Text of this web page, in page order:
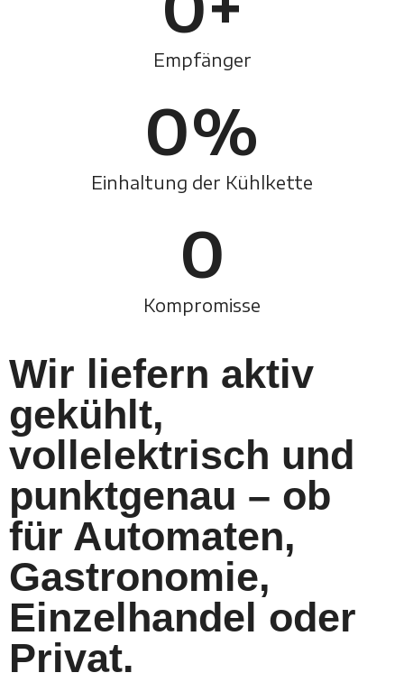
Empfänger
Einhaltung der Kühlkette
0%
Kompromisse
0
Wir liefern aktiv
gekühlt,
vollelektrisch und
punktgenau – ob
für Automaten,
Gastronomie,
Einzelhandel oder
Privat.